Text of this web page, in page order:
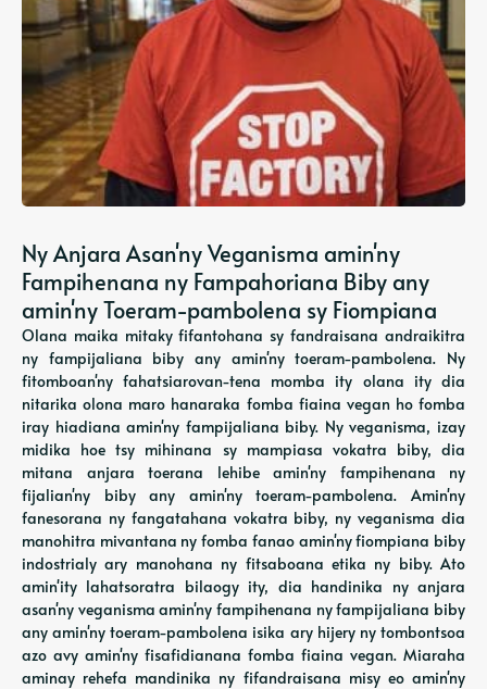
Ny Anjara Asan'ny Veganisma amin'ny
Fampihenana ny Fampahoriana Biby any
amin'ny Toeram-pambolena sy Fiompiana
Olana maika mitaky fifantohana sy fandraisana andraikitra
ny fampijaliana biby any amin'ny toeram-pambolena. Ny
fitomboan'ny fahatsiarovan-tena momba ity olana ity dia
nitarika olona maro hanaraka fomba fiaina vegan ho fomba
iray hiadiana amin'ny fampijaliana biby. Ny veganisma, izay
midika hoe tsy mihinana sy mampiasa vokatra biby, dia
mitana anjara toerana lehibe amin'ny fampihenana ny
fijalian'ny biby any amin'ny toeram-pambolena. Amin'ny
fanesorana ny fangatahana vokatra biby, ny veganisma dia
manohitra mivantana ny fomba fanao amin'ny fiompiana biby
indostrialy ary manohana ny fitsaboana etika ny biby. Ato
amin'ity lahatsoratra bilaogy ity, dia handinika ny anjara
asan'ny veganisma amin'ny fampihenana ny fampijaliana biby
any amin'ny toeram-pambolena isika ary hijery ny tombontsoa
azo avy amin'ny fisafidianana fomba fiaina vegan. Miaraha
aminay rehefa mandinika ny fifandraisana misy eo amin'ny